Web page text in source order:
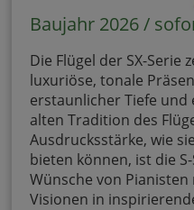
Baujahr 2026 /
Die Flügel der SX-Serie
luxuriöse, tonale
erstaunlicher Tiefe und
alten Tradition des
Ausdrucksstärke, wie
bieten können, ist die
Wünsche von
Visionen in